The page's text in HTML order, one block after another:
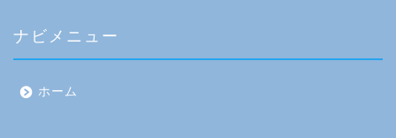
ナビメニュー
ホーム